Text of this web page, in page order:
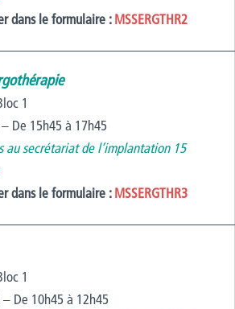
dans le formulaire :MSSERGTHR2
1
– De 15h45 à 17h45
au secrétariat de l’implantation 15
dans le formulaire :MSSERGTHR3
1
– De 10h45 à 12h45